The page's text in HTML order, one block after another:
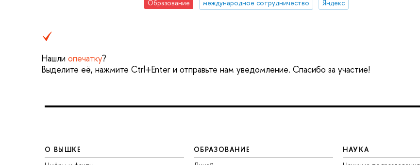
Образование международное сотрудничество Яндекс
Нашли опечатку?
Выделите её, нажмите Ctrl+Enter и отправьте нам уведомление. Спасибо за участие!
О ВЫШКЕ
ОБРАЗОВАНИЕ
НАУКА